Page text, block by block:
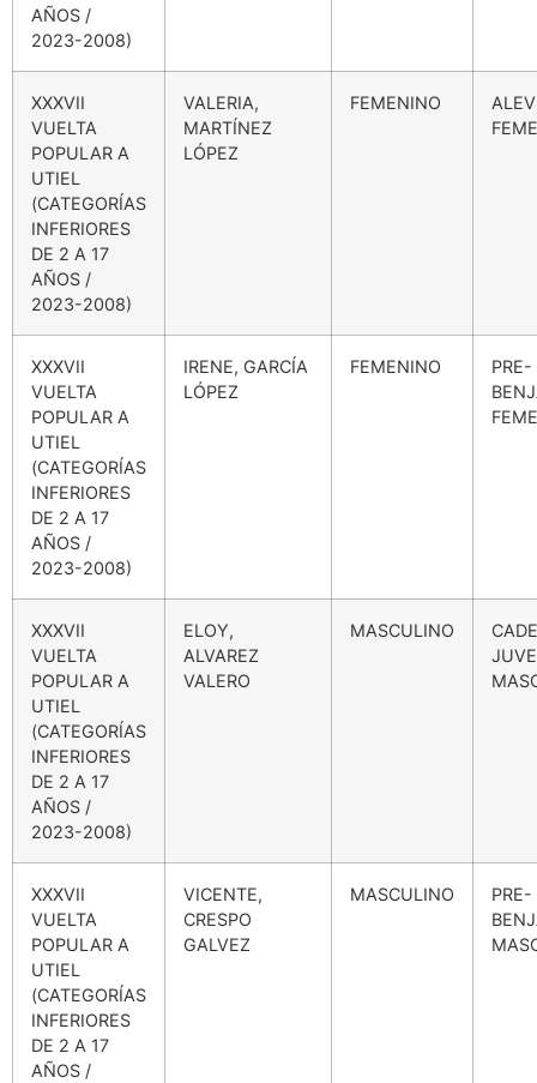
AÑOS /
2023-2008)
XXXVII
VUELTA
POPULAR A
UTIEL
(CATEGORÍAS
INFERIORES
DE 2 A 17
AÑOS /
2023-2008)
VALERIA,
MARTÍNEZ
LÓPEZ
FEMENINO
XXXVII
VUELTA
POPULAR A
UTIEL
(CATEGORÍAS
INFERIORES
DE 2 A 17
AÑOS /
2023-2008)
IRENE, GARCÍA
LÓPEZ
FEMENINO
PRE-
XXXVII
VUELTA
POPULAR A
UTIEL
(CATEGORÍAS
INFERIORES
DE 2 A 17
AÑOS /
2023-2008)
ELOY,
ALVAREZ
VALERO
MASCULINO
XXXVII
VUELTA
POPULAR A
UTIEL
(CATEGORÍAS
INFERIORES
DE 2 A 17
AÑOS /
VICENTE,
CRESPO
GALVEZ
MASCULINO
PRE-